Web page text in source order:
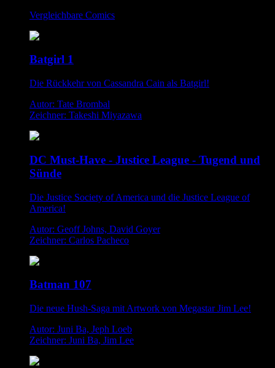
Vergleichbare Comics
Batgirl 1
Die Rückkehr von Cassandra Cain als Batgirl!
Autor: Tate Brombal
Zeichner: Takeshi Miyazawa
DC Must-Have - Justice League - Tugend und
Sünde
Die Justice Society of America und die Justice League of
America!
Autor: Geoff Johns, David Goyer
Zeichner: Carlos Pacheco
Batman 107
Die neue Hush-Saga mit Artwork von Megastar Jim Lee!
Autor: Juni Ba, Jeph Loeb
Zeichner: Juni Ba, Jim Lee